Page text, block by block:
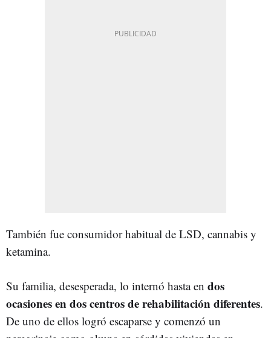
También fue consumidor habitual de LSD, cannabis y
ketamina.
Su familia, desesperada, lo internó hasta en dos
ocasiones en dos centros de rehabilitación diferentes.
De uno de ellos logró escaparse y comenzó un